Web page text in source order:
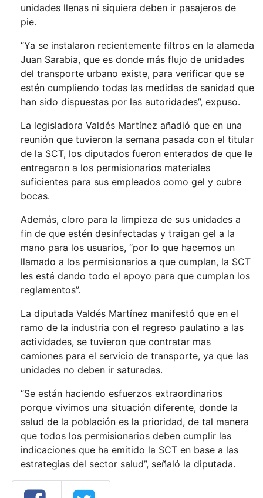
unidades llenas ni siquiera deben ir pasajeros de
pie.
“Ya se instalaron recientemente filtros en la alameda
Juan Sarabia, que es donde más flujo de unidades
del transporte urbano existe, para verificar que se
estén cumpliendo todas las medidas de sanidad que
han sido dispuestas por las autoridades”, expuso.
La legisladora Valdés Martínez añadió que en una
reunión que tuvieron la semana pasada con el titular
de la SCT, los diputados fueron enterados de que le
entregaron a los permisionarios materiales
suficientes para sus empleados como gel y cubre
bocas.
Además, cloro para la limpieza de sus unidades a
fin de que estén desinfectadas y traigan gel a la
mano para los usuarios, “por lo que hacemos un
llamado a los permisionarios a que cumplan, la SCT
les está dando todo el apoyo para que cumplan los
reglamentos”.
La diputada Valdés Martínez manifestó que en el
ramo de la industria con el regreso paulatino a las
actividades, se tuvieron que contratar mas
camiones para el servicio de transporte, ya que las
unidades no deben ir saturadas.
“Se están haciendo esfuerzos extraordinarios
porque vivimos una situación diferente, donde la
salud de la población es la prioridad, de tal manera
que todos los permisionarios deben cumplir las
indicaciones que ha emitido la SCT en base a las
estrategias del sector salud”, señaló la diputada.